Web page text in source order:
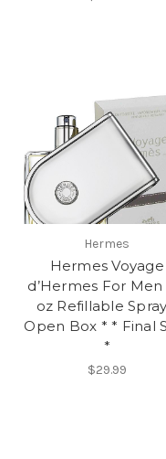
Hermes
Hermes Voyage
d’Hermes For Men
oz Refillable
Open Box * * Final
*
$29.99